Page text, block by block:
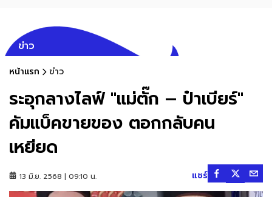
ข่าว
หน้าแรก ข่าว
ระอุกลางไลฟ์ "แม่ตั๊ก – ป๋าเบียร์"
คัมแบ็คขายของ ตอกกลับคน
เหยียด
13 มิ.ย. 2568 | 09:10 น. แชร์